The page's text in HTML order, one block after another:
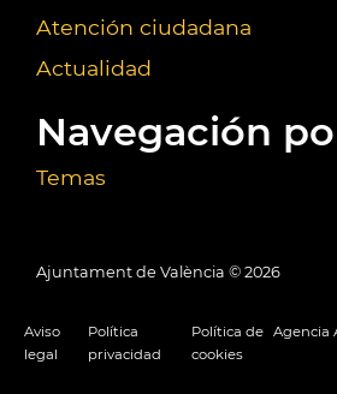
Atención ciudadana
Actualidad
Navegación
Temas
Ajuntament de València © 2026
Aviso
legal
Política
privacidad
Política de
cookies
Agencia